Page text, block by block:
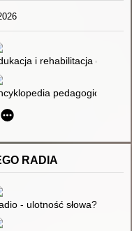
pedagogice
i rehabilitacja osób z
o polskich
pedagogiczna
wieków : chronologiczny
RADIA
- ulotność słowa?